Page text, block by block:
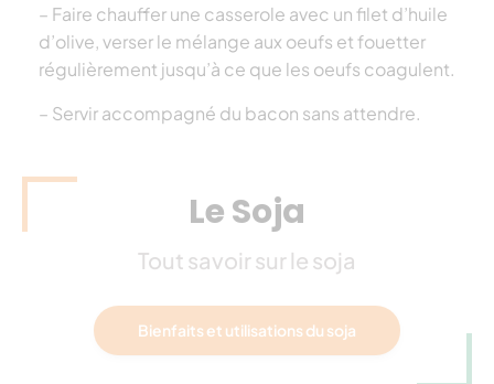
– Faire chauffer une casserole avec un filet d’huile
d’olive, verser le mélange aux oeufs etfouetter
régulièrement jusqu’à ce que les oeufs coagulent.
– Servir accompagné du bacon sans attendre.
Le Soja
Tout savoir sur le soja
Bienfaits et utilisations du soja